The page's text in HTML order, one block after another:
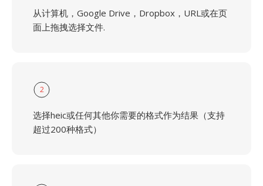
从计算机，Google Drive，Dropbox，URL或在页
面上拖拽选择文件.
2
选择heic或任何其他你需要的格式作为结果（支持
超过200种格式）